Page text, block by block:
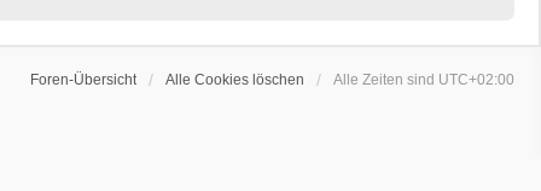
Foren-Übersicht Alle Cookies löschen Alle Zeiten sind UTC+02:00